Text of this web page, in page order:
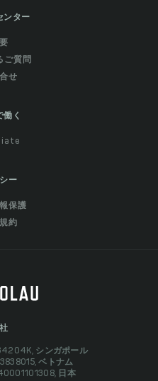
ンター
ご質問
せ
働く
ー
保護
約
シンガポール
ベトナム
日本